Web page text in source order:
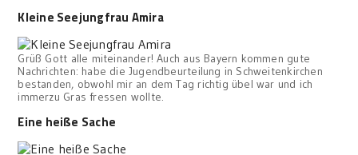
Kleine Seejungfrau Amira
Grüß Gott alle miteinander! Auch aus Bayern kommen gute
Nachrichten: habe die Jugendbeurteilung in Schweitenkirchen
bestanden, obwohl mir an dem Tag richtig übel war und ich
immerzu Gras fressen wollte.
Eine heiße Sache